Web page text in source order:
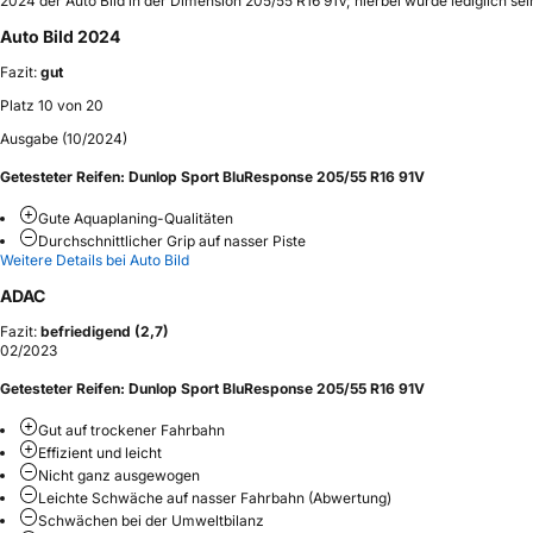
Auto Bild 2024
Fazit: gut
Platz 10 von 20
Ausgabe (10/2024)
Getesteter Reifen: Dunlop Sport BluResponse 205/55 R16 91V
Gute Aquaplaning-Qualitäten
Durchschnittlicher Grip auf nasser Piste
Weitere Details bei Auto Bild
ADAC
Fazit: befriedigend (2,7)
02/2023
Getesteter Reifen: Dunlop Sport BluResponse 205/55 R16 91V
Gut auf trockener Fahrbahn
Effizient und leicht
Nicht ganz ausgewogen
Leichte Schwäche auf nasser Fahrbahn (Abwertung)
Schwächen bei der Umweltbilanz